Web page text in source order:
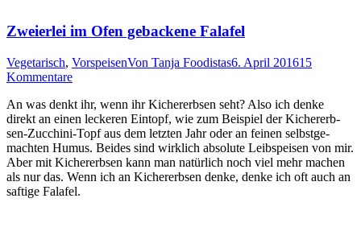
Zweierlei im Ofen gebackene Falafel
Vegetarisch, VorspeisenVon Tanja Foodistas6. April 201615
Kommentare
An was denkt ihr, wenn ihr Kicher­erb­sen seht? Also ich den­ke
direkt an einen lecke­ren Ein­topf, wie zum Bei­spiel der Kicher­erb­
sen-Zuc­chi­ni-Topf aus dem letz­ten Jahr oder an fei­nen selbst­ge­
mach­ten Humus. Bei­des sind wirk­lich abso­lu­te Leib­spei­sen von mir.
Aber mit Kicher­erb­sen kann man natür­lich noch viel mehr machen
als nur das. Wenn ich an Kicher­erb­sen den­ke, den­ke ich oft auch an
saf­ti­ge Falafel.